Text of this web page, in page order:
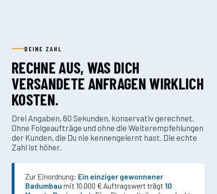
DEINE ZAHL
RECHNE AUS, WAS DICH
VERSANDETE ANFRAGEN WIRKLICH
KOSTEN.
Drei Angaben, 60 Sekunden, konservativ gerechnet.
Ohne Folgeaufträge und ohne die Weiterempfehlungen
der Kunden, die Du nie kennengelernt hast. Die echte
Zahl ist höher.
Zur Einordnung: Ein einziger gewonnener
Badumbau mit 10.000 € Auftragswert trägt 10